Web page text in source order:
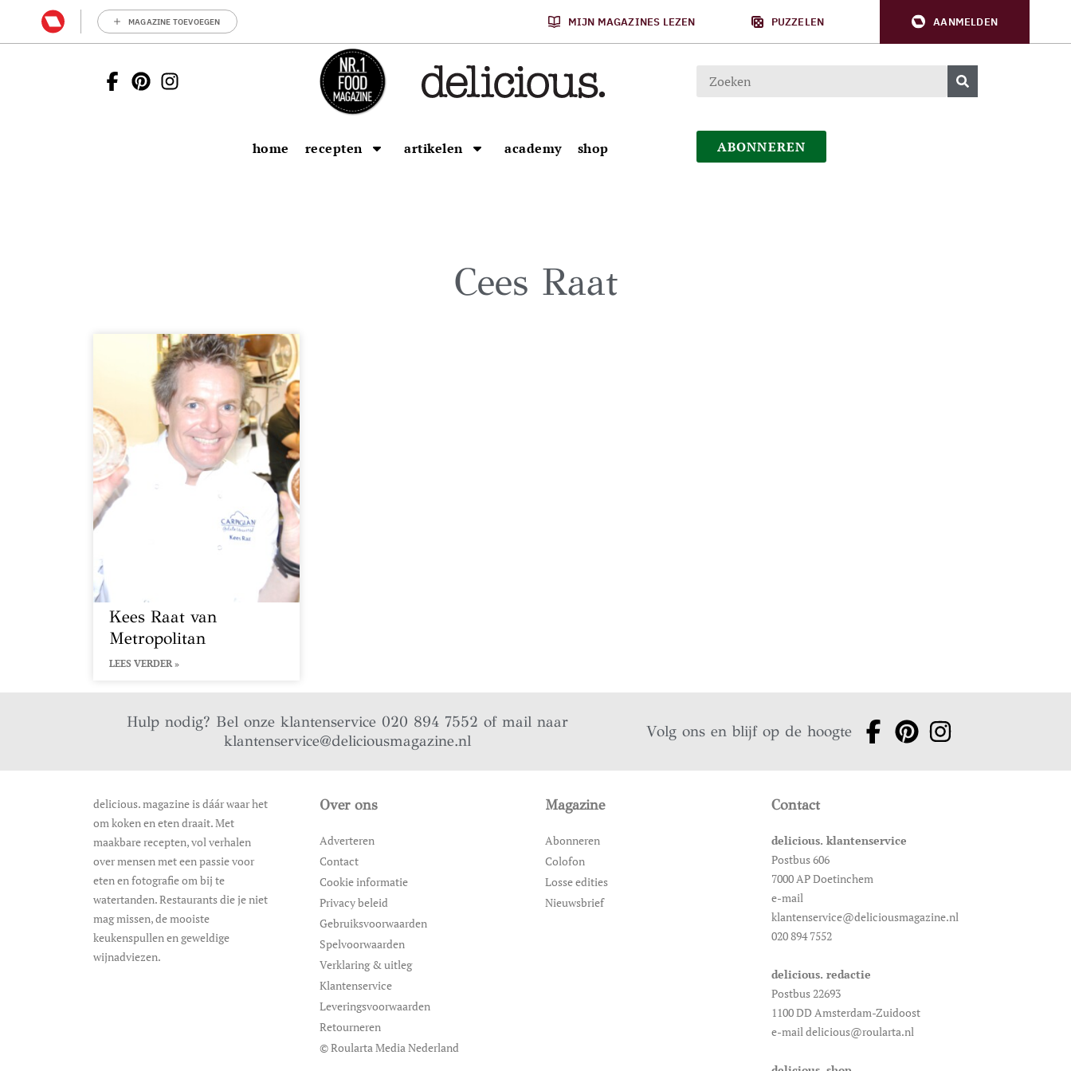
MAGAZINE TOEVOEGEN MIJN MAGAZINES LEZEN PUZZELEN AANMELDEN
home recepten artikelen academy shop ABONNEREN
Cees Raat
Kees Raat van
Metropolitan
LEES VERDER »
Hulp nodig? Bel onze klantenservice 020 894 7552 of mail naar
klantenservice@deliciousmagazine.nl
Volg ons en blijf op de hoogte
delicious. magazine is dáár waar het
om koken en eten draait. Met
maakbare recepten, vol verhalen
over mensen met een passie voor
eten en fotografie om bij te
watertanden. Restaurants die je niet
mag missen, de mooiste
keukenspullen en geweldige
wijnadviezen.
Over ons
Adverteren
Contact
Cookie informatie
Privacy beleid
Gebruiksvoorwaarden
Spelvoorwaarden
Verklaring & uitleg
Klantenservice
Leveringsvoorwaarden
Retourneren
© Roularta Media Nederland
Magazine
Abonneren
Colofon
Losse edities
Nieuwsbrief
Contact
delicious. klantenservice
Postbus 606
7000 AP Doetinchem
e-mail
klantenservice@deliciousmagazine.nl
020 894 7552
delicious. redactie
Postbus 22693
1100 DD Amsterdam-Zuidoost
e-mail delicious@roularta.nl